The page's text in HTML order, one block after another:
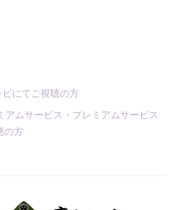
にてご視聴の方
アムサービス・プレミアムサービス
の方